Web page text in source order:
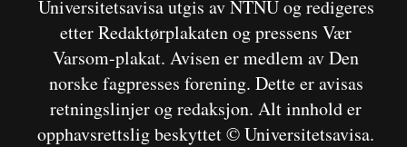
Universitetsavisa utgis av NTNU og redigeres
etter Redaktørplakaten og pressens Vær
Varsom-plakat. Avisen er medlem av Den
norske fagpresses forening. Dette er avisas
retningslinjer og redaksjon. Alt innhold er
opphavsrettslig beskyttet © Universitetsavisa.